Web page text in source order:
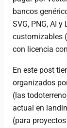
bancos
SVG, PNG, AI
customizables
con licencia
En este post
organizados
(las
actual en
(para